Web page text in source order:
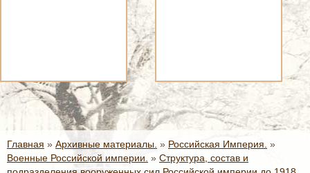
Главная » Архивные материалы. » Российская Империя. »
Военные Российской империи. » Структура, состав и